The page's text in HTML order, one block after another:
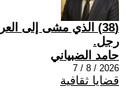
(38) الذي مشى إلى
رجل.
حامد الضبياني
2026 / 8 / 7
قضايا ثقافية